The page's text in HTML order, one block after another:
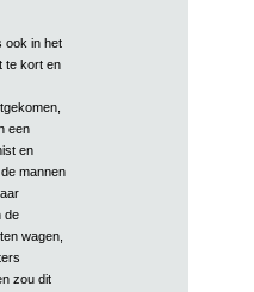
ook in het
te kort en
een
en
mannen
de
wagen,
zou dit